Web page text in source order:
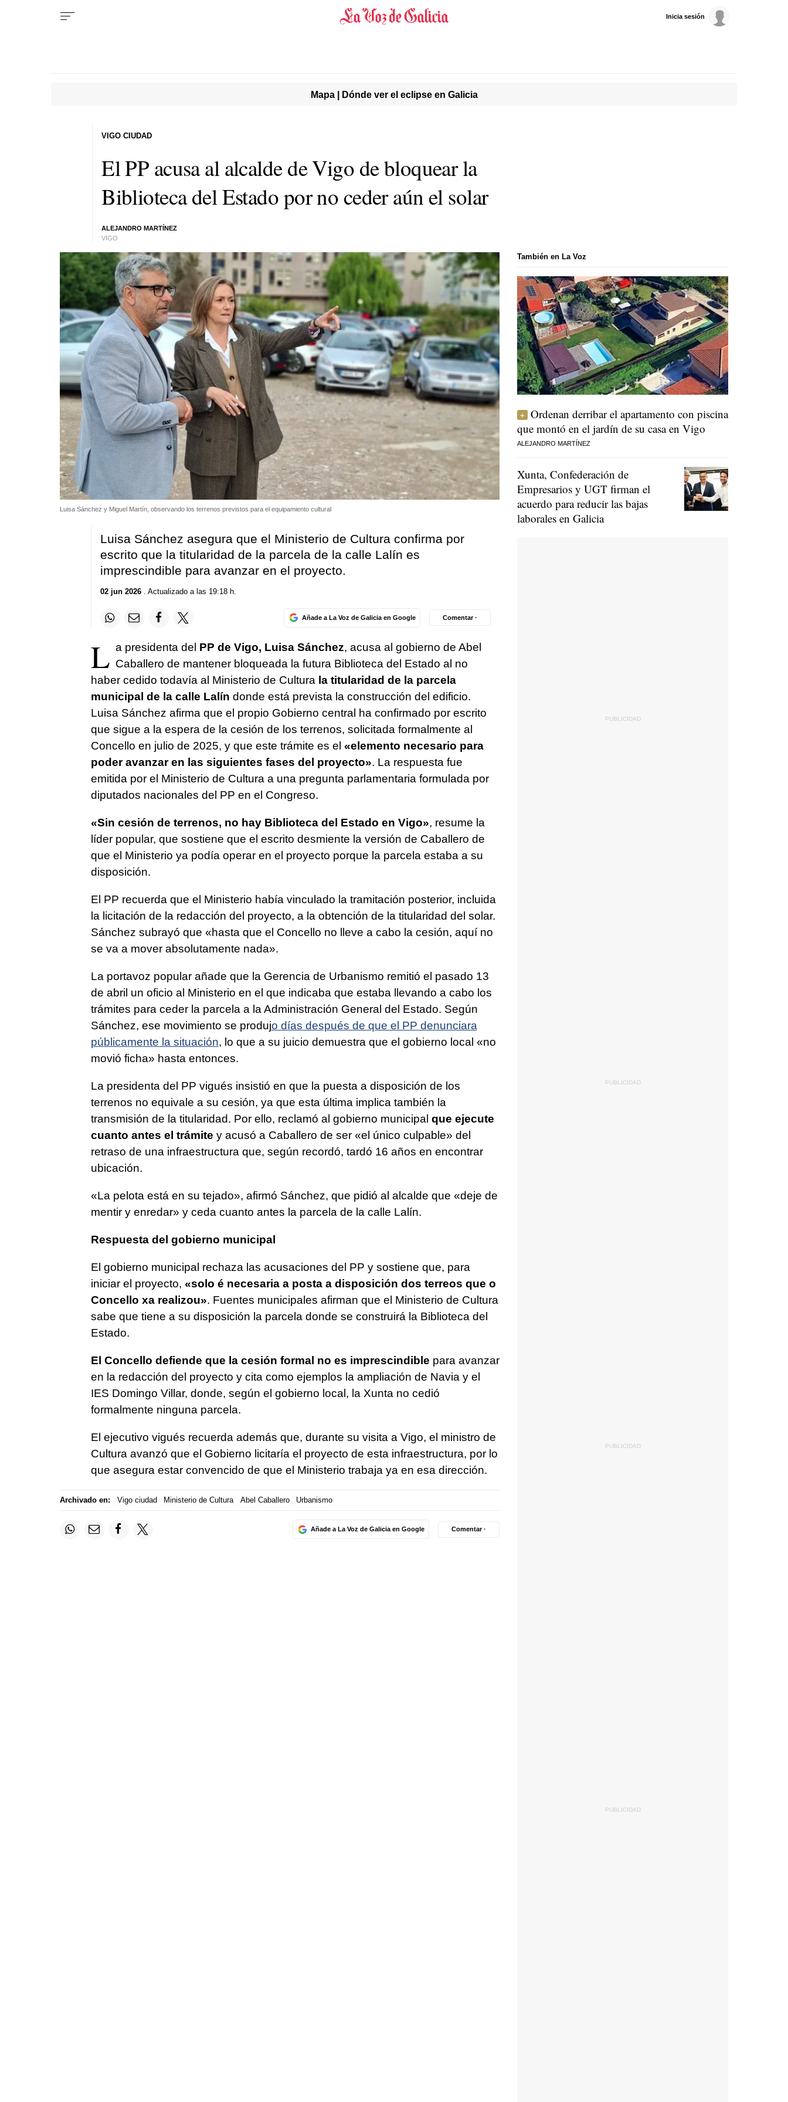
Inicia sesión
Mapa | Dónde ver el eclipse en Galicia
El PP acusa al alcalde de Vigo de bloquear la
Biblioteca del Estado por no ceder aún el solar
ALEJANDRO MARTÍNEZ
VIGO
VIGO CIUDAD
Luisa Sánchez y Miguel Martín, observando los terrenos previstos para el equipamiento cultural
Luisa Sánchez asegura que el Ministerio de Cultura confirma por
escrito que la titularidad de la parcela de la calle Lalín es
imprescindible para avanzar en el proyecto.
02 jun 2026. Actualizado a las 19:18 h.
Añade a La Voz de Galicia en Google Comentar ·
L a presidenta del PP de Vigo, Luisa Sánchez, acusa al gobierno de Abel
Caballero de mantener bloqueada la futura Biblioteca del Estado al no
haber cedido todavía al Ministerio de Cultura la titularidad de la parcela
municipal de la calle Lalín donde está prevista la construcción del edificio.
Luisa Sánchez afirma que el propio Gobierno central ha confirmado por escrito
que sigue a la espera de la cesión de los terrenos, solicitada formalmente al
Concello en julio de 2025, y que este trámite es el «elemento necesario para
poder avanzar en las siguientes fases del proyecto». La respuesta fue
emitida por el Ministerio de Cultura a una pregunta parlamentaria formulada por
diputados nacionales del PP en el Congreso.
«Sin cesión de terrenos, no hay Biblioteca del Estado en Vigo», resume la
líder popular, que sostiene que el escrito desmiente la versión de Caballero de
que el Ministerio ya podía operar en el proyecto porque la parcela estaba a su
disposición.
El PP recuerda que el Ministerio había vinculado la tramitación posterior, incluida
la licitación de la redacción del proyecto, a la obtención de la titularidad del solar.
Sánchez subrayó que «hasta que el Concello no lleve a cabo la cesión, aquí no
se va a mover absolutamente nada».
La portavoz popular añade que la Gerencia de Urbanismo remitió el pasado 13
de abril un oficio al Ministerio en el que indicaba que estaba llevando a cabo los
trámites para ceder la parcela a la Administración General del Estado. Según
Sánchez, ese movimiento se produjo días después de que el PP denunciara
públicamente la situación, lo que a su juicio demuestra que el gobierno local «no
movió ficha» hasta entonces.
La presidenta del PP vigués insistió en que la puesta a disposición de los
terrenos no equivale a su cesión, ya que esta última implica también la
transmisión de la titularidad. Por ello, reclamó al gobierno municipal que ejecute
cuanto antes el trámite y acusó a Caballero de ser «el único culpable» del
retraso de una infraestructura que, según recordó, tardó 16 años en encontrar
ubicación.
«La pelota está en su tejado», afirmó Sánchez, que pidió al alcalde que «deje de
mentir y enredar» y ceda cuanto antes la parcela de la calle Lalín.
Respuesta del gobierno municipal
El gobierno municipal rechaza las acusaciones del PP y sostiene que, para
iniciar el proyecto, «solo é necesaria a posta a disposición dos terreos que o
Concello xa realizou». Fuentes municipales afirman que el Ministerio de Cultura
sabe que tiene a su disposición la parcela donde se construirá la Biblioteca del
Estado.
El Concello defiende que la cesión formal no es imprescindible para avanzar
en la redacción del proyecto y cita como ejemplos la ampliación de Navia y el
IES Domingo Villar, donde, según el gobierno local, la Xunta no cedió
formalmente ninguna parcela.
El ejecutivo vigués recuerda además que, durante su visita a Vigo, el ministro de
Cultura avanzó que el Gobierno licitaría el proyecto de esta infraestructura, por lo
que asegura estar convencido de que el Ministerio trabaja ya en esa dirección.
Archivado en: Vigo ciudad Ministerio de Cultura Abel Caballero Urbanismo
Añade a La Voz de Galicia en Google Comentar ·
También en La Voz
Ordenan derribar el apartamento con piscina
que montó en el jardín de su casa en Vigo
ALEJANDRO MARTÍNEZ
Xunta, Confederación de
Empresarios y UGT firman el
acuerdo para reducir las bajas
laborales en Galicia